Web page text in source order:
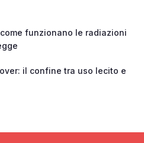
funzionano le radiazioni
il confine tra uso lecito e